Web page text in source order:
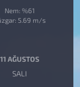
Nem: %61
5.69 m/s
11 AĞUSTOS
SALI